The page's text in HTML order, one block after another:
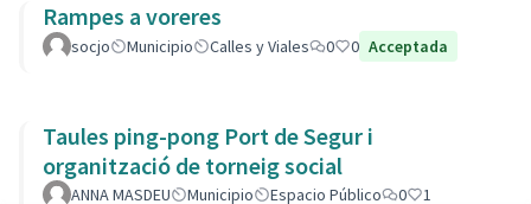
Rampes a voreres
socjo Municipio Calles y Viales 0 0 Acceptada
Taules ping-pong Port de Segur i
organització de torneig social
ANNA MASDEU Municipio Espacio Público 0 1